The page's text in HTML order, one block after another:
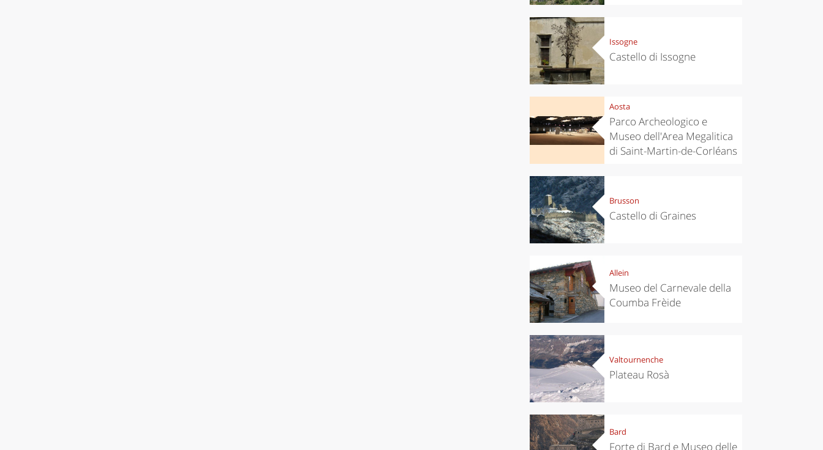
Issogne
Castello di Issogne
Aosta
Parco Archeologico e
Museo dell'Area Megalitica
di Saint-Martin-de-Corléans
Brusson
Castello di Graines
Allein
Museo del Carnevale della
Coumba Frèide
Valtournenche
Plateau Rosà
Bard
Forte di Bard e Museo delle